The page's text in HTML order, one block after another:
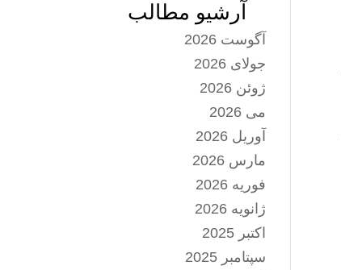
آرشیو مطالب
آگوست 2026
جولای 2026
ژوئن 2026
می 2026
آوریل 2026
مارس 2026
فوریه 2026
ژانویه 2026
اکتبر 2025
سپتامبر 2025